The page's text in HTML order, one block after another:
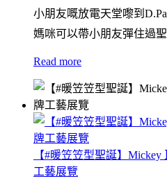
小朋友嘅放電天堂嚟到
媽咪可以帶小朋友彈住過
Read more
【#暖笠笠型聖誕】
工藝展覽